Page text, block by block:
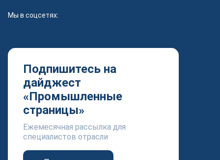
Мы в соцсетях:
Подпишитесь на
дайджест
«Промышленные
страницы»
Ежемесячная рассылка для
специалистов отрасли